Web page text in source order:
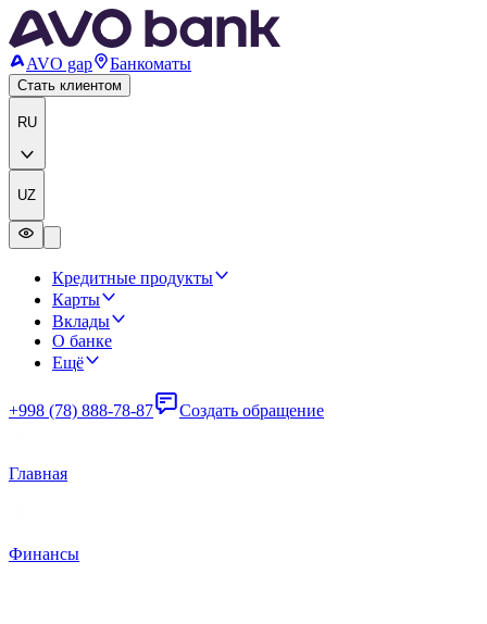
AVO gap Банкоматы
Стать клиентом
RU
UZ
Кредитные продукты
Карты
Вклады
О банке
Ещё
+998 (78) 888-78-87 Создать обращение
Главная
Финансы